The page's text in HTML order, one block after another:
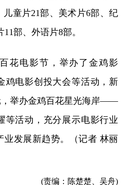
童片21部、美术片6部、纪
部、外语片8部。
花电影节，举办了金鸡影
鸡电影创投大会等活动，新
，举办金鸡百花星光海岸——
等活动，充分展示电影行业
业发展新趋势。（记者 林丽
(责编：陈楚楚、吴舟)